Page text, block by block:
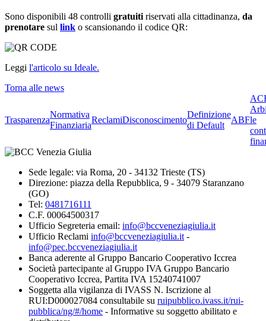
Sono disponibili 48 controlli gratuiti riservati alla cittadinanza, da
prenotare sul link o scansionando il codice QR:
Leggi l'articolo su Ideale.
Torna alle news
Trasparenza
Normativa
Finanziaria
ReclamiDisconoscimento
Definizione
di Default
ABFle
Sede legale: via Roma, 20 - 34132 Trieste (TS)
Direzione: piazza della Repubblica, 9 - 34079 Staranzano
(GO)
Tel: 0481716111
C.F. 00064500317
Ufficio Segreteria email: info@bccveneziagiulia.it
Ufficio Reclami info@bccveneziagiulia.it -
info@pec.bccveneziagiulia.it
Banca aderente al Gruppo Bancario Cooperativo Iccrea
Società partecipante al Gruppo IVA Gruppo Bancario
Cooperativo Iccrea, Partita IVA 15240741007
Soggetta alla vigilanza di IVASS N. Iscrizione al
RUI:D000027084 consultabile su ruipubblico.ivass.it/rui-
pubblica/ng/#/home - Informative su soggetto abilitato e